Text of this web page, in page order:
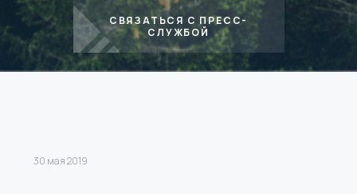
СВЯЗАТЬСЯ С ПРЕСС-
СЛУЖБОЙ
30 мая 2019